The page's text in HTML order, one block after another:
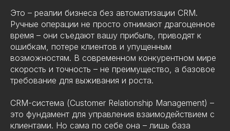
Это – реалии бизнеса без автоматизации CRM.
Ручные операции не просто отнимают драгоценное
время – они съедают вашу прибыль, приводят к
ошибкам, потере клиентов и упущенным
возможностям. В современном конкурентном мире
скорость и точность – не преимущество, а базовое
требование для выживания и роста.
CRM-система (Customer Relationship Management) –
это фундамент для управления взаимодействием с
клиентами. Но сама по себе она – лишь база